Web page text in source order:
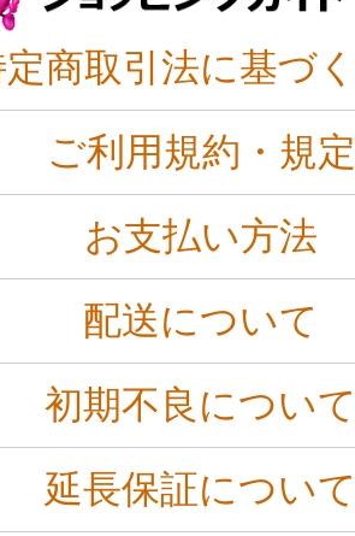
商取引法に基づ
ご利用規約・規定
お支払い方法
配送について
初期不良につい
延長保証につい